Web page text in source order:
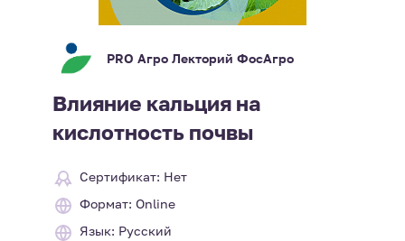
PRO Агро Лекторий ФосАгро
Влияние кальция на
кислотность почвы
Сертификат: Нет
Формат: Online
Язык: Русский